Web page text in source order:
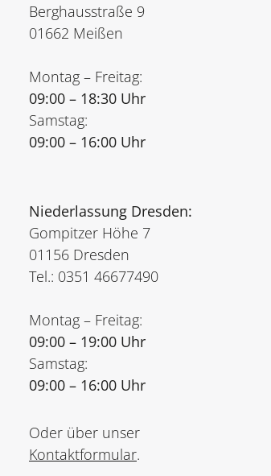
Berghausstraße 9
01662 Meißen
Montag – Freitag:
09:00 – 18:30 Uhr
Samstag:
09:00 – 16:00 Uhr
Niederlassung Dresden:
Gompitzer Höhe 7
01156 Dresden
Tel.: 0351 46677490
Montag – Freitag:
09:00 – 19:00 Uhr
Samstag:
09:00 – 16:00 Uhr
Oder über unser
Kontaktformular.